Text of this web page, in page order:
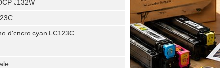
J132W
d'encre cyan LC123C